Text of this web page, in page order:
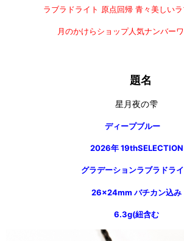
ラブラドライト 原点回帰 青々美しい
月のかけらショップ人気ナンバー
題名
星月夜の雫
ディープブルー
2026年 19thSELECTION
グラデーションラブラドラ
26×24mm バチカン込み
6.3g(紐含む